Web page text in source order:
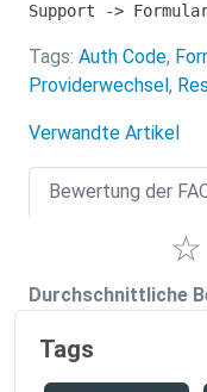
Support ->
Tags: Auth Code,
Providerwechsel,
Verwandte Artikel
Bewertung der
☆
Durchschnittliche
Tags